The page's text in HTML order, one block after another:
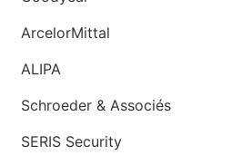
ArcelorMittal
ALIPA
Schroeder & Associés
SERIS Security